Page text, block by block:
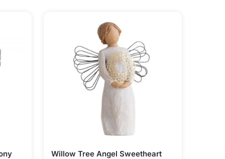
Willow Tree Angel Sweetheart